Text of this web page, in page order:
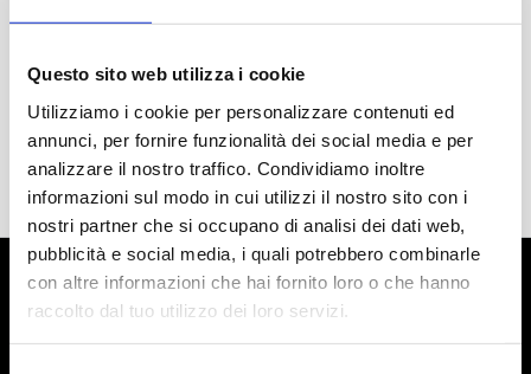
Questo sito web utilizza i cookie
Utilizziamo i cookie per personalizzare contenuti ed
annunci, per fornire funzionalità dei social media e per
analizzare il nostro traffico. Condividiamo inoltre
informazioni sul modo in cui utilizzi il nostro sito con i
nostri partner che si occupano di analisi dei dati web,
pubblicità e social media, i quali potrebbero combinarle
con altre informazioni che hai fornito loro o che hanno
raccolto dal tuo utilizzo dei loro servizi.